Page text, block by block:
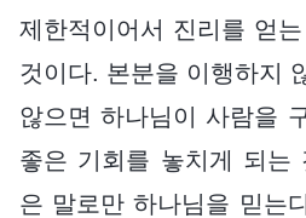
제한적이어서 진리를 얻
것이다. 본분을 이행하지
않으면 하나님이 사람을
좋은 기회를 놓치게 되는
은 말로만 하나님을 믿는